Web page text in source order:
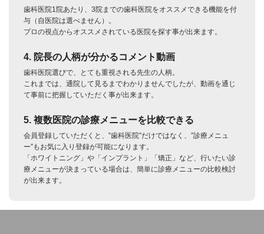
歯科医院1院あたり、3院までの歯科医院をオススメできる機能を付
与（自医院は選べません）。
プロの視点からオススメされている医院を探す事が出来ます。
4. 院長の人柄が分かるコメント動画
歯科医院選びで、とても重視される先生の人柄。
これまでは、通院して見るまでわかりませんでしたが、動画を通じ
て事前に把握していただく事が出来ます。
5. 複数医院の診療メニューを比較できる
会員登録していただくと、”歯科医院”だけではなく、”診療メニュ
ー”もお気に入り登録が可能になります。
「ホワイトニング」や「インプラント」「矯正」など、行いたい診
療メニューが決まっている場合は、簡単に診療メニューの比較検討
が出来ます。